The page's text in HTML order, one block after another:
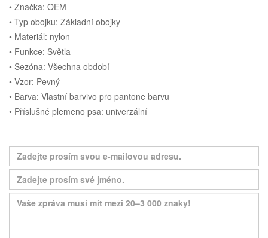
• Značka: OEM
• Typ obojku: Základní obojky
• Materiál: nylon
• Funkce: Světla
• Sezóna: Všechna období
• Vzor: Pevný
• Barva: Vlastní barvivo pro pantone barvu
• Příslušné plemeno psa: univerzální